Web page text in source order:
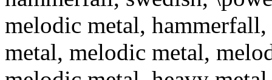
melodic metal,
metal, melodic metal,